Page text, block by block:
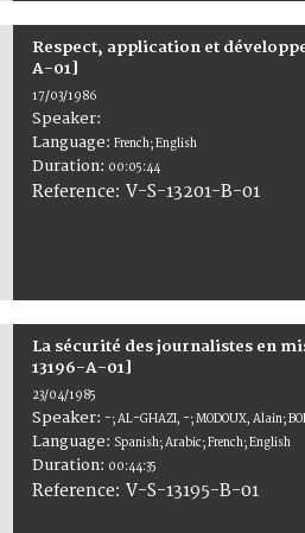
Respect, application et
A-01]
17/03/1986
Speaker:
Language:French; English
Duration: 00:05:44
Reference:V-S-13201-B-01
La sécurité des journalistes en
13196-A-01]
23/04/1985
Speaker:-; AL-GHAZI, -; MODOUX, Alain;
Language: Spanish; Arabic; French; English
Duration: 00:44:35
Reference:V-S-13195-B-01